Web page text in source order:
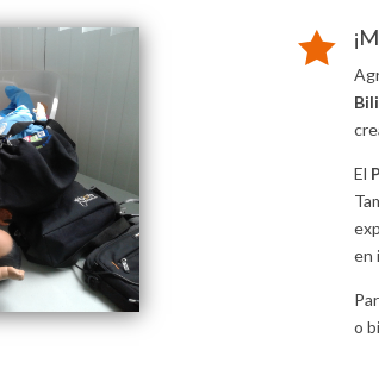

El
en
o